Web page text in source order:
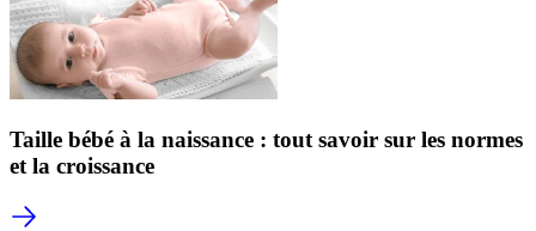
Taille bébé à la naissance : tout savoir sur les normes
et la croissance